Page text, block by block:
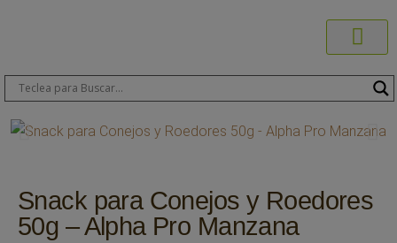
Snack para Conejos y Roedores
50g – Alpha Pro Manzana